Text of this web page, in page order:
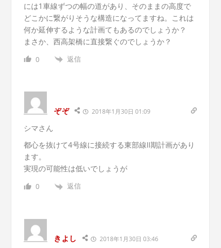
には1車線ずつの幅の道があり、そのままの高度で
どこかに繋がりそうな構造になってますね。これは
何か延伸するような計画てもあるのでしょうか？
まさか、西高架橋に直接繋ぐのでしょうか？
0 返信
ぞぞ 2018年1月30日 01:09
シマさん
都心を抜けて4号線に接続する東部線II期計画があり
ます。
実現の可能性は低いでしょうが
0 返信
きよし 2018年1月30日 03:46